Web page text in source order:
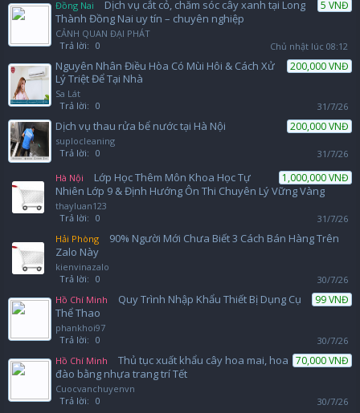
5 VNĐ
Đồng Nai
Dịch vụ cắt cỏ, chăm sóc cây xanh tại Long
Thành Đồng Nai uy tín – chuyên nghiệp
CẢNH QUAN ĐẠI PHÁT
Trả lời: 0 Chủ nhật lúc 08:12
200,000 VNĐ
Nguyên Nhân Điều Hòa Có Mùi Hôi & Cách Xử
Lý Triệt Để Tại Nhà
Sa Lát
Trả lời: 0 31/7/26
200,000 VNĐ
Dịch vụ thau rửa bể nước tại Hà Nội
suplocleaning
Trả lời: 0 31/7/26
1,000,000 VNĐ
Hà Nội
Lớp Học Thêm Môn Khoa Học Tự
Nhiên Lớp 9 & Định Hướng Ôn Thi Chuyên Lý Vững Vàng
thayluan123
Trả lời: 0
31/7/26
Hải Phòng
90% Người Mới Chưa Biết 3 Cách Bán Hàng Trên
Zalo Này
kienvinazalo
Trả lời: 0 30/7/26
99 VNĐ
Hồ Chí Minh
Quy Trình Nhập Khẩu Thiết Bị Dụng Cụ
Thể Thao
phankhoi97
Trả lời: 0 30/7/26
70,000 VNĐ
Hồ Chí Minh
Thủ tục xuất khẩu cây hoa mai, hoa
đào bằng nhựa trang trí Tết
Cuocvanchuyenvn
Trả lời: 0 30/7/26